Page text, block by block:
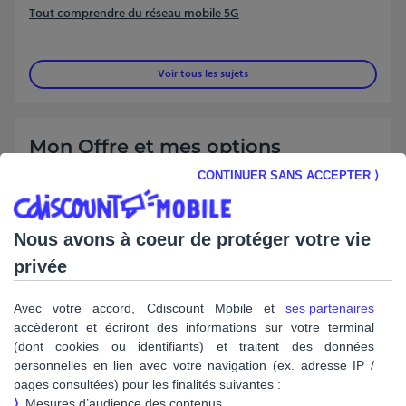
Tout comprendre du réseau mobile 5G
Voir tous les sujets
Mon Offre et mes options
S'informer ou souscrire une option
Découvrir les offres
Résilier ma ligne et calculer mes frais de résiliation
Voir tous les sujets
Nous avons à coeur de protéger votre vie
privée
Avec votre accord, Cdiscount Mobile et ses partenaires
accèderont et écriront des informations sur votre terminal
(dont cookies ou identifiants) et traitent des données
personnelles en lien avec votre navigation (ex. adresse IP /
pages consultées) pour les finalités suivantes :
CONTINUER SANS ACCEPTER ⟩